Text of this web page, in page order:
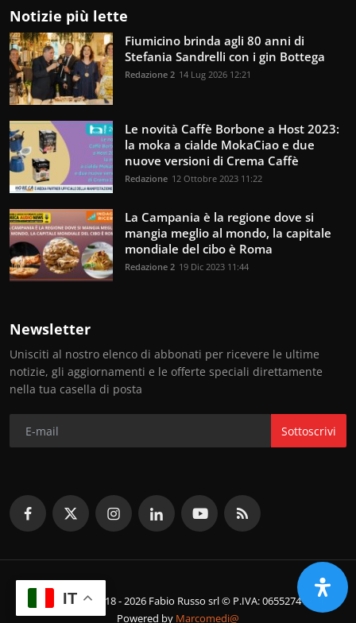
Notizie più lette
Fiumicino brinda agli 80 anni di
Stefania Sandrelli con i gin Bottega
Redazione 2 14 Lug 2026 12:21
Le novità Caffè Borbone a Host 2023:
la moka a cialde MokaCiao e due
nuove versioni di Crema Caffè
Redazione 12 Ottobre 2023 11:22
La Campania è la regione dove si
mangia meglio al mondo, la capitale
mondiale del cibo è Roma
Redazione 2 19 Dic 2023 11:44
Newsletter
Unisciti al nostro elenco di abbonati per ricevere le ultime
notizie, gli aggiornamenti e le offerte speciali direttamente
nella tua casella di posta
Sottoscrivi
© Copyright 2018 - 2026 Fabio Russo srl © P.IVA: 06552741214
Powered by Marcomedi@
IT